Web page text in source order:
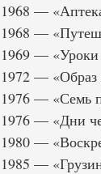
1968 —
1968 —
1969 —
1972 — «Образ
1976 — «Семь
1976 — «Дни
1980 —
1985 —